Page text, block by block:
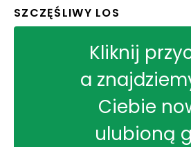
SZCZĘŚLIWY LOS
Kliknij
a
Ciebie
ulubioną